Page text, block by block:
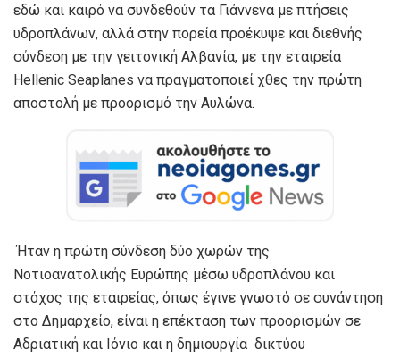
εδώ και καιρό να συνδεθούν τα Γιάννενα με πτήσεις
υδροπλάνων, αλλά στην πορεία προέκυψε και διεθνής
σύνδεση με την γειτονική Αλβανία, με την εταιρεία
Hellenic Seaplanes να πραγματοποιεί χθες την πρώτη
αποστολή με προορισμό την Αυλώνα.
Ήταν η πρώτη σύνδεση δύο χωρών της
Νοτιοανατολικής Ευρώπης μέσω υδροπλάνου και
στόχος της εταιρείας, όπως έγινε γνωστό σε συνάντηση
στο Δημαρχείο, είναι η επέκταση των προορισμών σε
Αδριατική και Ιόνιο και η δημιουργία δικτύου